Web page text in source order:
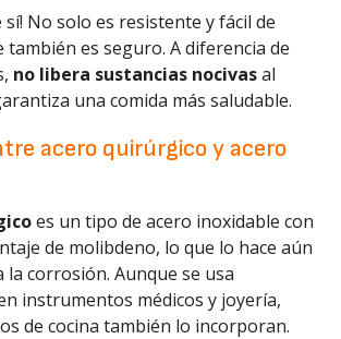
sí! No solo es resistente y fácil de
también es seguro. A diferencia de
no libera sustancias nocivasal
una comida más saludable.
acero quirúrgico y acero
es un tipo de acero inoxidable con
de molibdeno, lo que lo hace aún
la corrosión. Aunque se usa
instrumentos médicos y joyería,
de cocina también lo incorporan.